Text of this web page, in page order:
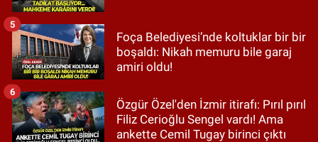
Foça Belediyesi’nde koltuklar bir bir
boşaldı: Nikah memuru bile garaj
amiri oldu!
5
Özgür Özel'den İzmir itirafı: Pırıl pırıl
Filiz Cerioğlu Sengel vardı! Ama
ankette Cemil Tugay birinci çıktı
6